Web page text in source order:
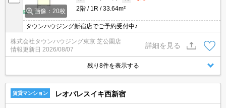
画像：20枚
2階
1R 33.64m²
タウンハウジング新宿店でご予約受付中♪
株式会社タウンハウジング東京 芝公園店
情報更新日 2026/08/07
詳細を見る
残り8件を表示する
賃貸マンション レオパレスイキ西新宿